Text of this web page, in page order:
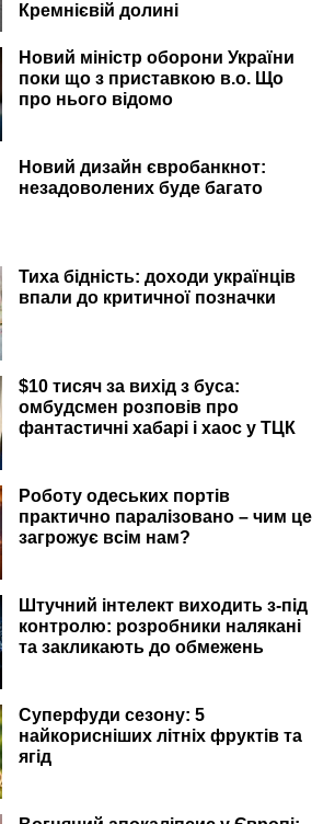
Кремнієвій долині
Новий міністр оборони України
поки що з приставкою в.о. Що
про нього відомо
Новий дизайн євробанкнот:
незадоволених буде багато
Тиха бідність: доходи українців
впали до критичної позначки
$10 тисяч за вихід з буса:
омбудсмен розповів про
фантастичні хабарі і хаос у ТЦК
Роботу одеських портів
практично паралізовано – чим це
загрожує всім нам?
Штучний інтелект виходить з-під
контролю: розробники налякані
та закликають до обмежень
Суперфуди сезону: 5
найкорисніших літніх фруктів та
ягід